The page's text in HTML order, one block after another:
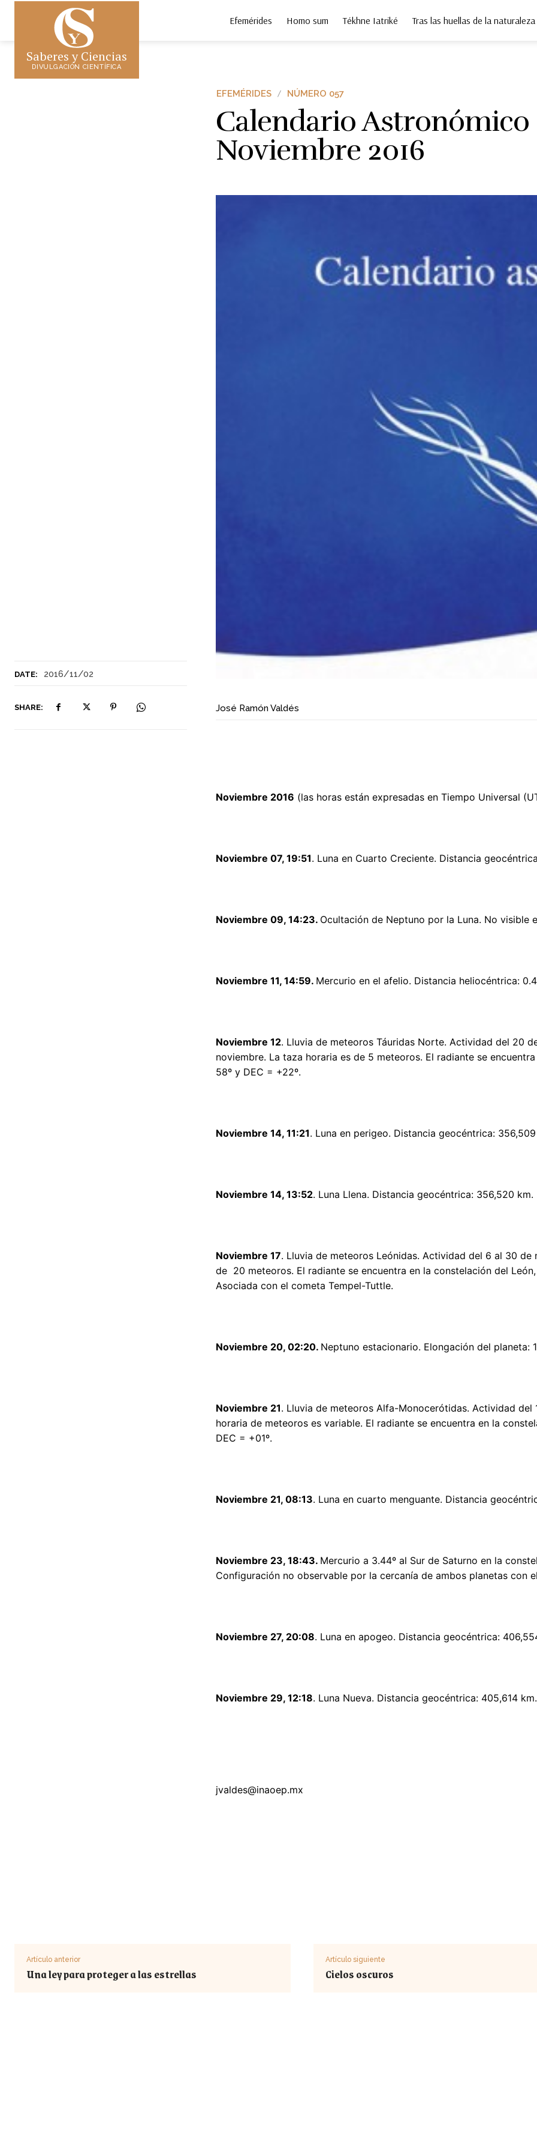
Saberes y Ciencias
DIVULGACIÓN CIENTÍFICA
Efemérides Homo sum Tékhne Iatriké Tras las huellas de la naturaleza
DATE: 2016/11/02
SHARE:
EFEMÉRIDES NÚMERO 057
Calendario Astronómico
Noviembre 2016
José Ramón Valdés
Noviembre 2016 (las horas están expresadas en Tiempo Universal
Noviembre 07, 19:51. Luna en Cuarto Creciente. Distancia
Noviembre 09, 14:23. Ocultación de Neptuno por la Luna. No visible
Noviembre 11, 14:59. Mercurio en el afelio. Distancia heliocéntrica:
Noviembre 12. Lluvia de meteoros Táuridas Norte. Actividad del 20
noviembre. La taza horaria es de 5 meteoros. El radiante se
58º y DEC = +22º.
Noviembre 14, 11:21. Luna en perigeo. Distancia geocéntrica:
Noviembre 14, 13:52. Luna Llena. Distancia geocéntrica: 356,520 km.
Noviembre 17. Lluvia de meteoros Leónidas. Actividad del 6 al 30
de 20 meteoros. El radiante se encuentra en la constelación del
Asociada con el cometa Tempel-Tuttle.
Noviembre 20, 02:20. Neptuno estacionario. Elongación del planeta:
Noviembre 21. Lluvia de meteoros Alfa-Monocerótidas. Actividad
horaria de meteoros es variable. El radiante se encuentra en la
DEC = +01º.
Noviembre 21, 08:13. Luna en cuarto menguante. Distancia
Noviembre 23, 18:43. Mercurio a 3.44º al Sur de Saturno en la
Configuración no observable por la cercanía de ambos planetas con
Noviembre 27, 20:08. Luna en apogeo. Distancia geocéntrica:
Noviembre 29, 12:18. Luna Nueva. Distancia geocéntrica: 405,614 km.
jvaldes@inaoep.mx
Artículo anterior
Una ley para proteger a las estrellas
Artículo siguiente
Cielos oscuros